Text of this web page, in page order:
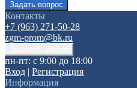
Контакты
+7 (963) 271-50-28
zgm-prom@bk.ru
пн-пт: с 9:00 до 18:00
Вход | Регистрация
Информация